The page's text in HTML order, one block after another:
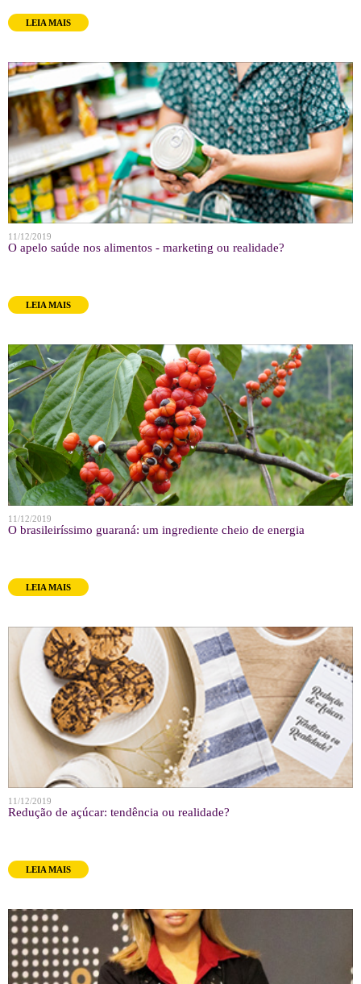
LEIA MAIS
11/12/2019
O apelo saúde nos alimentos - marketing ou realidade?
LEIA MAIS
11/12/2019
O brasileiríssimo guaraná: um ingrediente cheio de energia
LEIA MAIS
11/12/2019
Redução de açúcar: tendência ou realidade?
LEIA MAIS